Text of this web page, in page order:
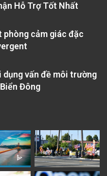
Hỗ Trợ Tốt Nhất
phòng cảm giác đặc
dụng vấn đề môi trường
Đông